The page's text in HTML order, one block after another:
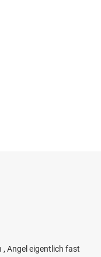
, Angel eigentlich fast